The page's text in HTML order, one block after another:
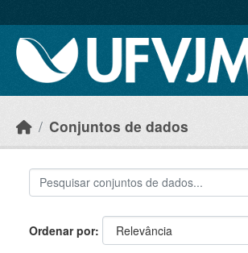
Conjuntos de dados
Ordenar por